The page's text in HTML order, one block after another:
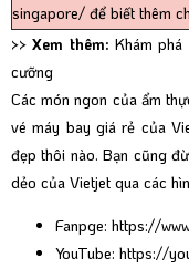
singapore/ để biết thêm
>> Xem thêm: Khám
cưỡng
Các món ngon của ẩm
vé máy bay giá rẻ của
đẹp thôi nào. Bạn cũng
dẻo của Vietjet qua các
Fanpge: https://
YouTube: https://